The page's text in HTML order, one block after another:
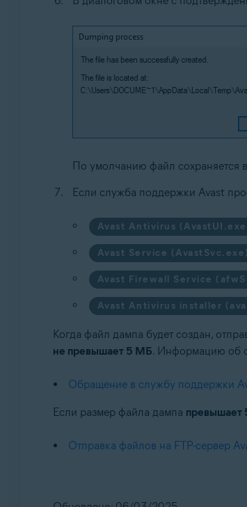
По умолчанию файл
Если служба поддержки Avast
Avast Antivirus
Avast Service (AvastSvc.exe)
Avast Firewall Service
Avast Antivirus installer
Когда файл дампа будет создан,
не превышает 5 МБ. Информацию об
Обращение в службу поддержки
Если размер файла дампа превышает
Отправка файлов на FTP-сервер